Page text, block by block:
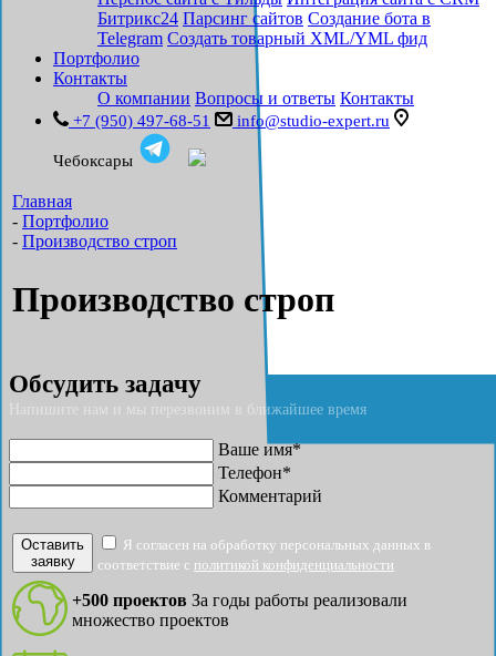
Битрикс24 Парсинг сайтов Создание бота в
Telegram Создать товарный XML/YML фид
Портфолио
Контакты
О компании Вопросы и ответы Контакты
+7 (950) 497-68-51 info@studio-expert.ru
Чебоксары
Главная
- Портфолио
- Производство строп
Производство строп
Обсудить задачу
Напишите нам и мы перезвоним в ближайшее время
Ваше имя*
Телефон*
Комментарий
Оставить
заявку
Я согласен на обработку персональных данных в
соответствие с политикой конфиденциальности
+500 проектов За годы работы реализовали
множество проектов